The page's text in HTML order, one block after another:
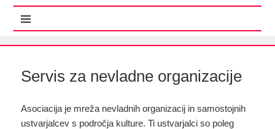
Servis za nevladne organizacije
Asociacija je mreža nevladnih organizacij in samostojnih
ustvarjalcev s področja kulture. Ti ustvarjalci so poleg